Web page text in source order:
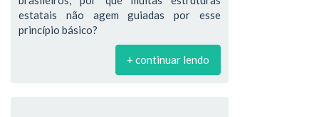
estatais não agem guiadas por esse
princípio básico?
+ continuar lendo